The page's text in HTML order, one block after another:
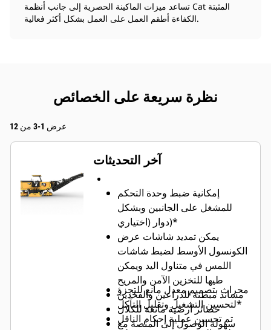
تساعد ميزات الماكينة الحصرية إلى جانب أنظمة Cat المثبتة
الكفاءة أطقم العمل على العمل بشكل أكثر فعالية.
نظرة سريعة على الخصائص
عرض 1-3 من 12
آخر التحديثات
إمكانية ضبط وحدة التحكم
للمشغل على الجانبين وبشكل
دوار (اختياري)*
يمكن تمديد شاشات عرض
الكونسول الأوسط لضبط شاشات
اللمس في متناول اليد ويمكن
طيها للتخزين الآمن والمريح
مساند مبطنة للذراعين والفخذين
حصائر أرضية مانعة للكلال
سهولة الوصول إلى المنصة مع
محراث بتصميم معدل مانع للتجزؤ
لتحسين التشغيل وتقليل التآكل*
تم تحسين عملية إحكام الناقل